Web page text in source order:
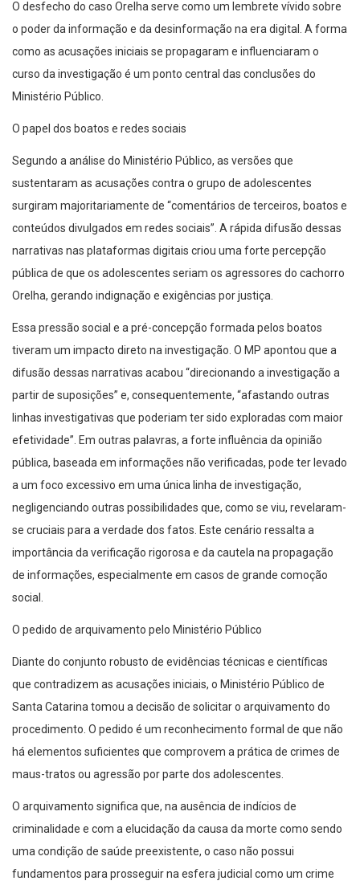
O desfecho do caso Orelha serve como um lembrete vívido sobre
o poder da informação e da desinformação na era digital. A forma
como as acusações iniciais se propagaram e influenciaram o
curso da investigação é um ponto central das conclusões do
Ministério Público.
O papel dos boatos e redes sociais
Segundo a análise do Ministério Público, as versões que
sustentaram as acusações contra o grupo de adolescentes
surgiram majoritariamente de “comentários de terceiros, boatos e
conteúdos divulgados em redes sociais”. A rápida difusão dessas
narrativas nas plataformas digitais criou uma forte percepção
pública de que os adolescentes seriam os agressores do cachorro
Orelha, gerando indignação e exigências por justiça.
Essa pressão social e a pré-concepção formada pelos boatos
tiveram um impacto direto na investigação. O MP apontou que a
difusão dessas narrativas acabou “direcionando a investigação a
partir de suposições” e, consequentemente, “afastando outras
linhas investigativas que poderiam ter sido exploradas com maior
efetividade”. Em outras palavras, a forte influência da opinião
pública, baseada em informações não verificadas, pode ter levado
a um foco excessivo em uma única linha de investigação,
negligenciando outras possibilidades que, como se viu, revelaram-
se cruciais para a verdade dos fatos. Este cenário ressalta a
importância da verificação rigorosa e da cautela na propagação
de informações, especialmente em casos de grande comoção
social.
O pedido de arquivamento pelo Ministério Público
Diante do conjunto robusto de evidências técnicas e científicas
que contradizem as acusações iniciais, o Ministério Público de
Santa Catarina tomou a decisão de solicitar o arquivamento do
procedimento. O pedido é um reconhecimento formal de que não
há elementos suficientes que comprovem a prática de crimes de
maus-tratos ou agressão por parte dos adolescentes.
O arquivamento significa que, na ausência de indícios de
criminalidade e com a elucidação da causa da morte como sendo
uma condição de saúde preexistente, o caso não possui
fundamentos para prosseguir na esfera judicial como um crime